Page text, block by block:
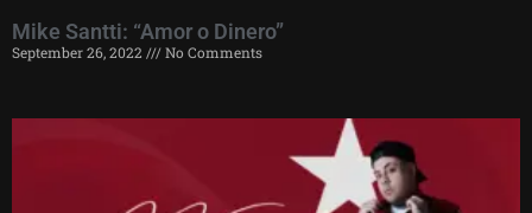
Mike Santti: “Amor o Dinero”
September 26, 2022 No Comments